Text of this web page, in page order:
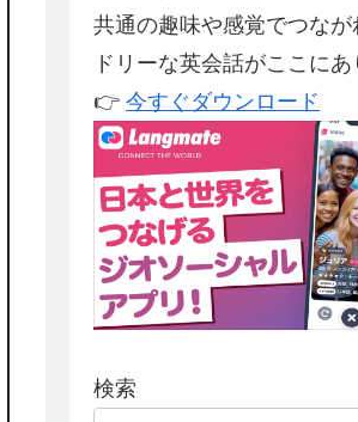
共通の趣味や感覚でつな
ドリーな英会話がここにあ
👉 今すぐダウンロード
検索